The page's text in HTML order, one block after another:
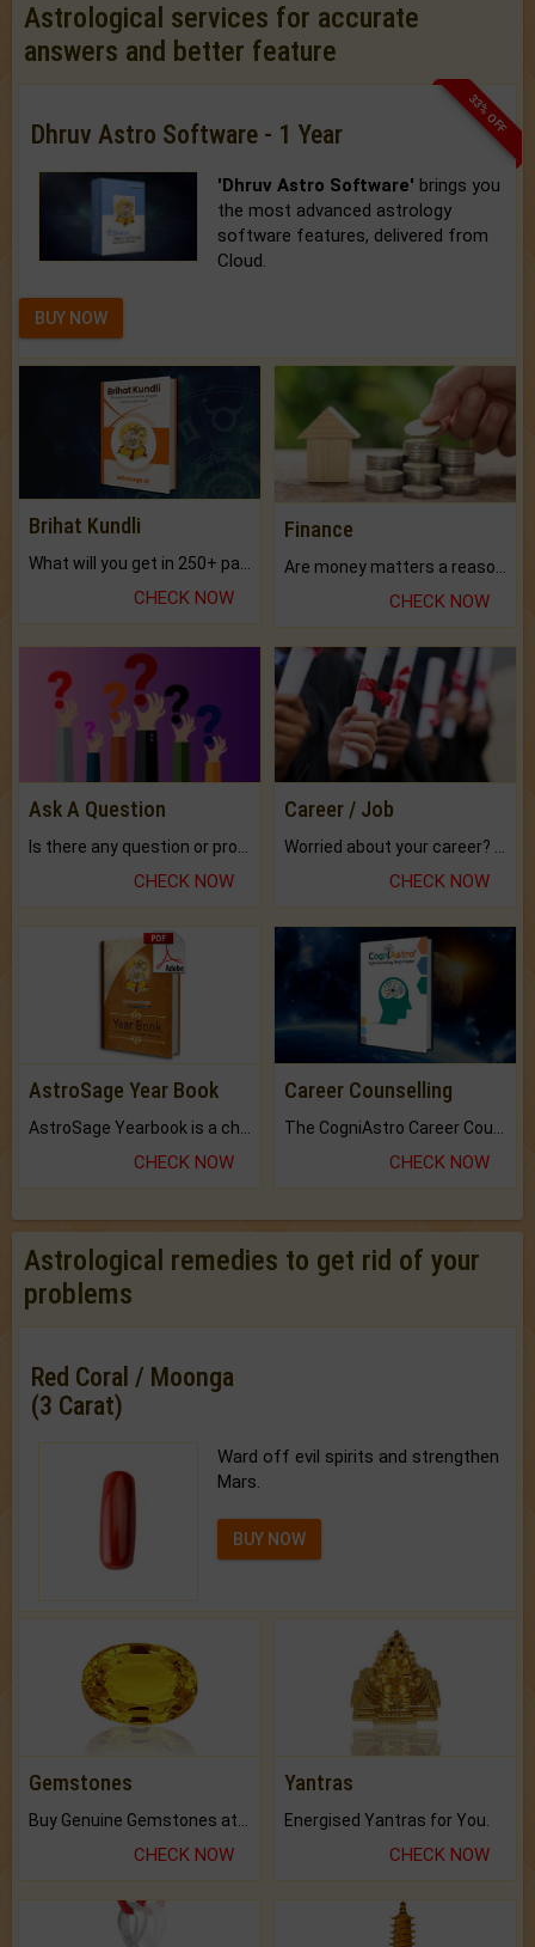
Astrological services for accurate
answers and better feature
33% OFF
Dhruv Astro Software - 1 Year
'Dhruv Astro Software' brings you
the most advanced astrology
software features, delivered from
Cloud.
BUY NOW
Brihat Kundli
CHECK NOW
Finance
CHECK NOW
Ask A Question
CHECK NOW
Career / Job
CHECK NOW
AstroSage Year Book
CHECK NOW
Career Counselling
CHECK NOW
Astrological remedies to get rid of your
problems
Red Coral / Moonga
(3 Carat)
Ward off evil spirits and strengthen
Mars.
BUY NOW
Gemstones
CHECK NOW
Yantras
Energised Yantras for You.
CHECK NOW